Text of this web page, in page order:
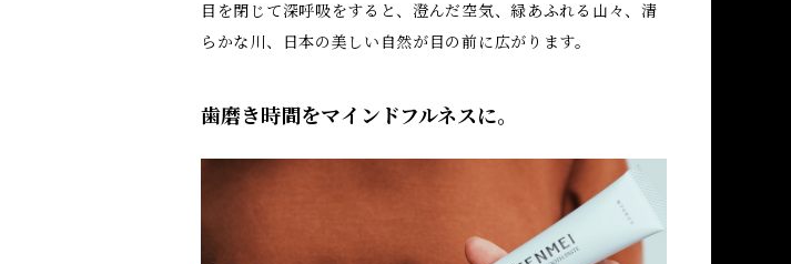
目を閉じて深呼吸をすると、澄んだ空気、緑あふれる山々、清
らかな川、日本の美しい自然が目の前に広がります。
歯磨き時間をマインドフルネスに。